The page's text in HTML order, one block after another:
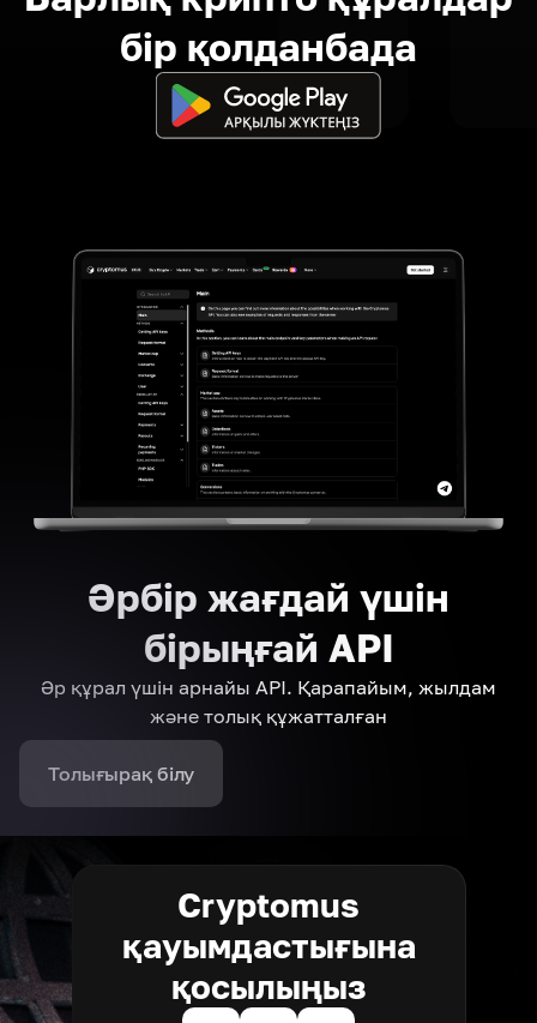
бір қолданбада
Әрбір жағдай үшін
бірыңғай API
Әр құрал үшін арнайы API. Қарапайым, жылдам
және толық құжатталған
Толығырақ білу
Cryptomus
қауымдастығына
қосылыңыз